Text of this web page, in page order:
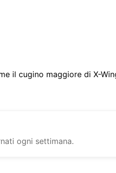
il cugino maggiore di X-
ogni settimana.